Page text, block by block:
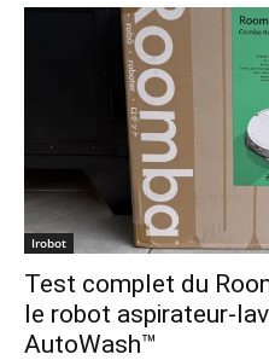
Gouy-en-Artois.
02:33
Guirlande
une vraie
04:38
Aiper Scuba V3 :
sans fil ? Mon
15:53
UGREEN NASync
faire trembler
complet)
17:42
🏆 Sunseeker
ni RTK qui
09:48
Irobot
Test complet du
le robot aspirateur-
AutoWash™